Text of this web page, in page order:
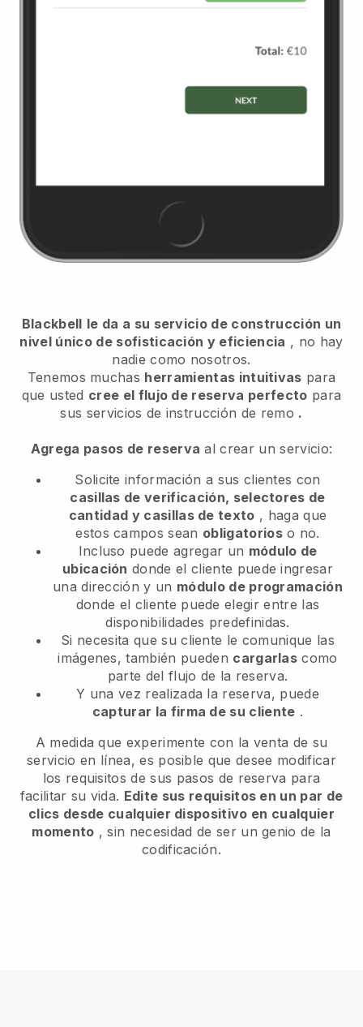
Blackbell le da a su servicio de construcción un
nivel único de sofisticación y eficiencia , no hay
nadie como nosotros.
Tenemos muchas herramientas intuitivas para
que usted cree el flujo de reserva perfecto para
sus servicios de instrucción de remo .
Agrega pasos de reserva al crear un servicio:
Solicite información a sus clientes con
casillas de verificación, selectores de
cantidad y casillas de texto , haga que
estos campos sean obligatorioso no.
Incluso puede agregar un módulo de
ubicación donde el cliente puede ingresar
una dirección y un módulo de programación
donde el cliente puede elegir entre las
disponibilidades predefinidas.
Si necesita que su cliente le comunique las
imágenes, también pueden cargarlas como
parte del flujo de la reserva.
Y una vez realizada la reserva, puede
capturar la firma de su cliente .
A medida que experimente con la venta de su
servicio en línea, es posible que desee modificar
los requisitos de sus pasos de reserva para
facilitar su vida. Edite sus requisitos en un par de
clics desde cualquier dispositivo en cualquier
momento , sin necesidad de ser un genio de la
codificación.